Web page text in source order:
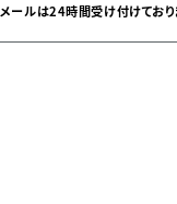
メールは24時間受け付けており